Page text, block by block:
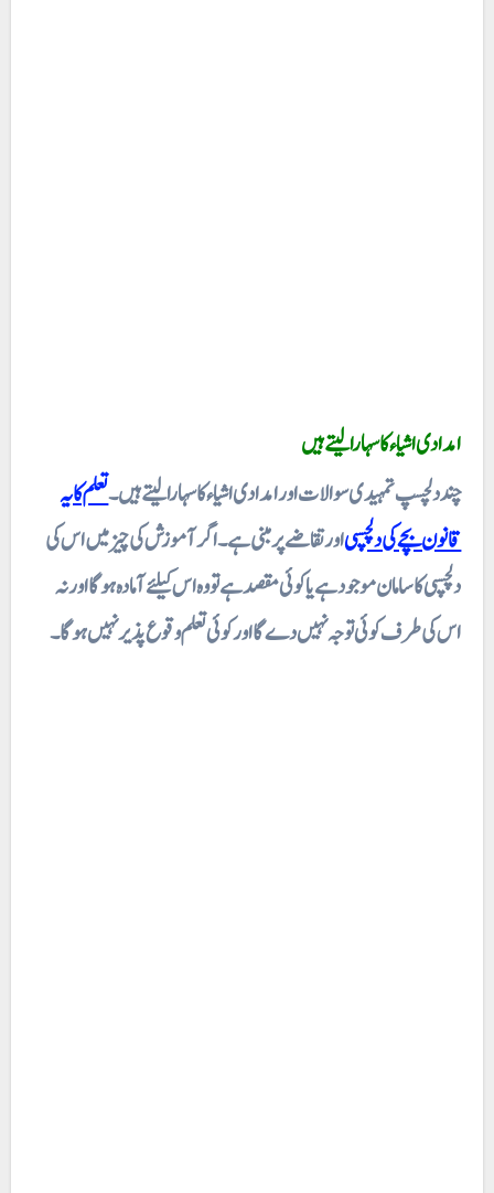
امدادی اشیاء کا سہارا لیتے ہیں
چند دلچسپ تمہیدی سوالات اور امدادی اشیاء کا سہارا لیتے ہیں۔تعلم کا یہ
قانون بچے کی دلچسپیاور تقاضے پر مبنی ہے۔ اگر آموزش کی چیز میں اس کی
دلچسپی کا سامان موجود ہے یا کوئی مقصد ہے تو وہ اس کیلئے آمادہ ہوگا اور نہ
اس کی طرف کوئی توجہ نہیں دے گا اورکوئی تعلم وقوع پذیر نہیں ہوگا۔